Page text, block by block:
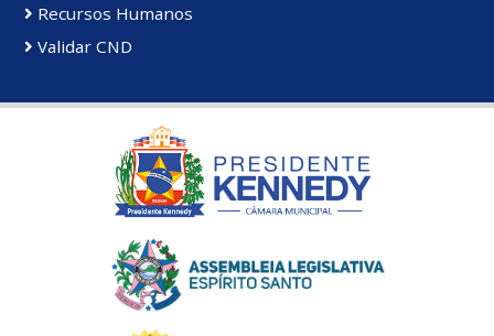
Recursos Humanos
Validar CND